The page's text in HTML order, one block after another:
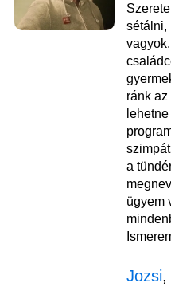
sétálni,
ránk
a
ügyem
Jozsi,